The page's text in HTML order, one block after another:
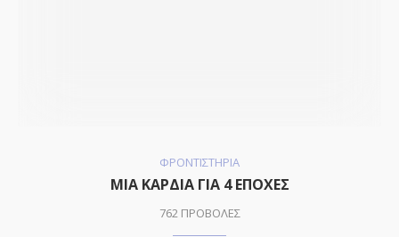
ΦΡΟΝΤΙΣΤΗΡΙΑ
ΜΙΑ ΚΑΡΔΙΑ ΓΙΑ 4 ΕΠΟΧΕΣ
762 ΠΡΟΒΟΛΕΣ